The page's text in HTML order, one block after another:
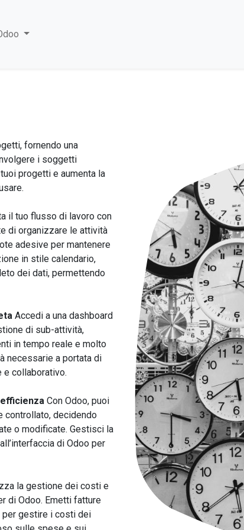
fornendo una
i soggetti
progetti e aumenta la
il tuo flusso di lavoro con
di organizzare le attività
adesive per mantenere
in stile calendario,
dei dati, permettendo
Accedi a una dashboard
di sub-attività,
in tempo reale e molto
necessarie a portata di
collaborativo.
Con Odoo, puoi
controllato, decidendo
o modificate. Gestisci la
di Odoo per
la gestione dei costi e
di Odoo. Emetti fatture
gestire i costi dei